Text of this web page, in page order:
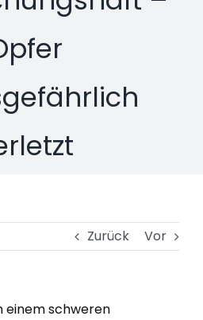
Zurück Vor
einem schweren